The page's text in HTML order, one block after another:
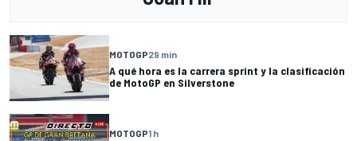
MOTOGP29 min
A qué hora es la carrera sprint y la clasificación
de MotoGP en Silverstone
MOTOGP1 h